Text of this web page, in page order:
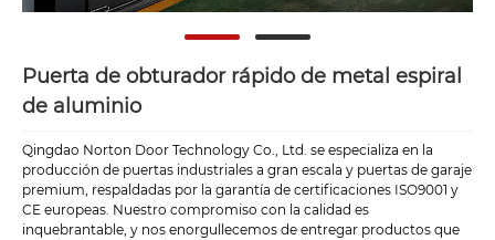
Puerta de obturador rápido de metal espiral
de aluminio
Qingdao Norton Door Technology Co., Ltd. se especializa en la
producción de puertas industriales a gran escala y puertas de garaje
premium, respaldadas por la garantía de certificaciones ISO9001 y
CE europeas. Nuestro compromiso con la calidad es
inquebrantable, y nos enorgullecemos de entregar productos que